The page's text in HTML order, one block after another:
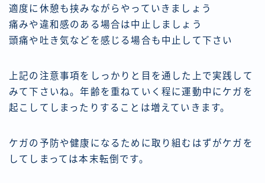
適度に休憩も挟みながらやっていきましょう
痛みや違和感のある場合は中止しましょう
頭痛や吐き気などを感じる場合も中止して下さい
上記の注意事項をしっかりと目を通した上で実践して
みて下さいね。年齢を重ねていく程に運動中にケガを
起こしてしまったりすることは増えていきます。
ケガの予防や健康になるために取り組むはずがケガを
してしまっては本末転倒です。